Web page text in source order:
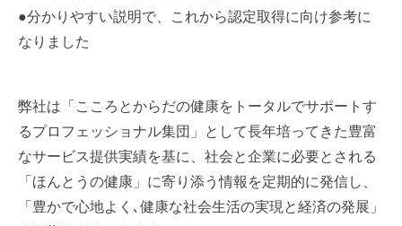
●分かりやすい説明で、これから認定取得に向け参考に
なりました
弊社は「こころとからだの健康をトータルでサポートす
るプロフェッショナル集団」として長年培ってきた豊富
なサービス提供実績を基に、社会と企業に必要とされる
「ほんとうの健康」に寄り添う情報を定期的に発信し、
「豊かで心地よく､健康な社会生活の実現と経済の発展」